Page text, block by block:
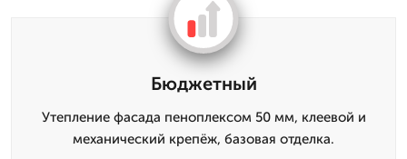
Бюджетный
Утепление фасада пеноплексом 50 мм, клеевой и
механический крепёж, базовая отделка.